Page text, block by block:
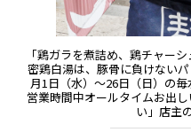
「鶏ガラを煮詰め、鶏チャー
密鶏白湯は、豚骨に負けない
月1日（水）〜26日（日）の
営業時間中オールタイムお出
い」店主